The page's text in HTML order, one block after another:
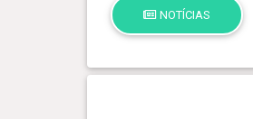
NOTÍCIAS